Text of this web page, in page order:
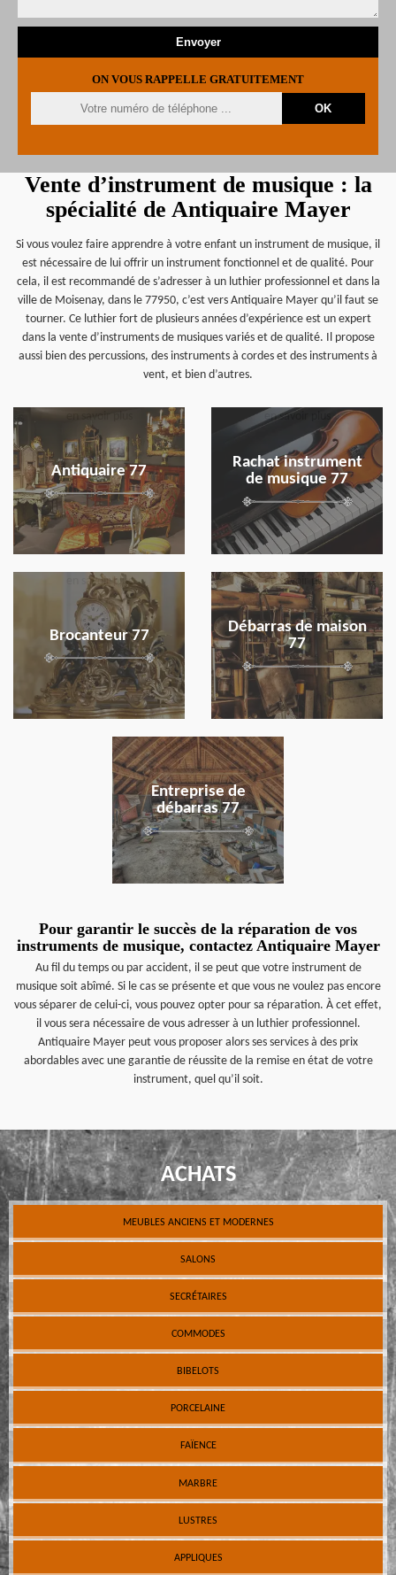
ON VOUS RAPPELLE GRATUITEMENT
Vente d’instrument de musique : la
spécialité de Antiquaire Mayer
Si vous voulez faire apprendre à votre enfant un instrument de musique, il
est nécessaire de lui offrir un instrument fonctionnel et de qualité. Pour
cela, il est recommandé de s’adresser à un luthier professionnel et dans la
ville de Moisenay, dans le 77950, c’est vers Antiquaire Mayer qu’il faut se
tourner. Ce luthier fort de plusieurs années d’expérience est un expert
dans la vente d’instruments de musiques variés et de qualité. Il propose
aussi bien des percussions, des instruments à cordes et des instruments à
vent, et bien d’autres.
Antiquaire 77
en savoir plus
Rachat instrument
de musique 77
en savoir plus
Brocanteur 77
en savoir plus
Débarras de maison
77
en savoir plus
Entreprise de
débarras 77
en savoir plus
Pour garantir le succès de la réparation de vos
instruments de musique, contactez Antiquaire Mayer
Au fil du temps ou par accident, il se peut que votre instrument de
musique soit abîmé. Si le cas se présente et que vous ne voulez pas encore
vous séparer de celui-ci, vous pouvez opter pour sa réparation. À cet effet,
il vous sera nécessaire de vous adresser à un luthier professionnel.
Antiquaire Mayer peut vous proposer alors ses services à des prix
abordables avec une garantie de réussite de la remise en état de votre
instrument, quel qu’il soit.
ACHATS
MEUBLES ANCIENS ET MODERNES
SALONS
SECRÉTAIRES
COMMODES
BIBELOTS
PORCELAINE
FAÏENCE
MARBRE
LUSTRES
APPLIQUES